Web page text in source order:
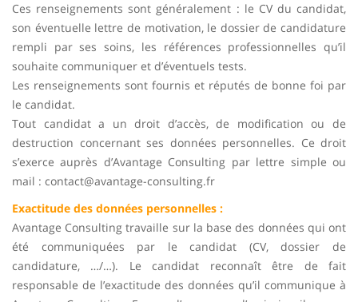
Ces renseignements sont généralement : le CV du candidat,
son éventuelle lettre de motivation, le dossier de candidature
rempli par ses soins, les références professionnelles qu’il
souhaite communiquer et d’éventuels tests.
Les renseignements sont fournis et réputés de bonne foi par
le candidat.
Tout candidat a un droit d’accès, de modification ou de
destruction concernant ses données personnelles. Ce droit
s’exerce auprès d’Avantage Consulting par lettre simple ou
mail : contact@avantage-consulting.fr
Exactitude des données personnelles :
Avantage Consulting travaille sur la base des données qui ont
été communiquées par le candidat (CV, dossier de
candidature, …/…). Le candidat reconnaît être de fait
responsable de l’exactitude des données qu’il communique à